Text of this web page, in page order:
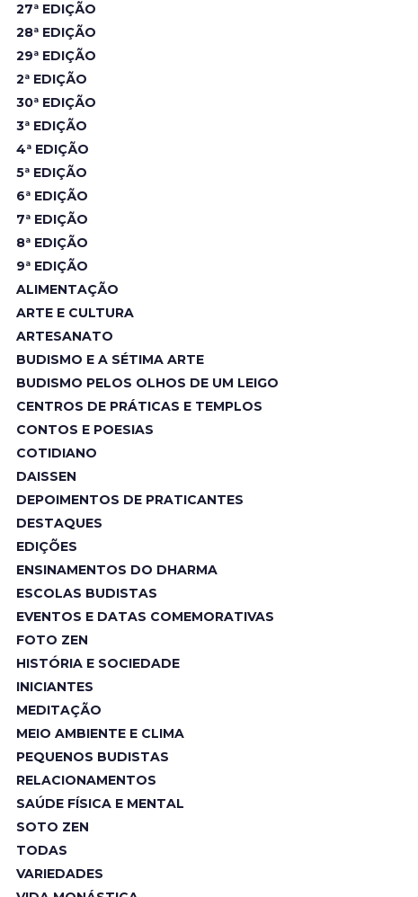
27ª EDIÇÃO
28ª EDIÇÃO
29ª EDIÇÃO
2ª EDIÇÃO
30ª EDIÇÃO
3ª EDIÇÃO
4ª EDIÇÃO
5ª EDIÇÃO
6ª EDIÇÃO
7ª EDIÇÃO
8ª EDIÇÃO
9ª EDIÇÃO
ALIMENTAÇÃO
ARTE E CULTURA
ARTESANATO
BUDISMO E A SÉTIMA ARTE
BUDISMO PELOS OLHOS DE UM LEIGO
CENTROS DE PRÁTICAS E TEMPLOS
CONTOS E POESIAS
COTIDIANO
DAISSEN
DEPOIMENTOS DE PRATICANTES
DESTAQUES
EDIÇÕES
ENSINAMENTOS DO DHARMA
ESCOLAS BUDISTAS
EVENTOS E DATAS COMEMORATIVAS
FOTO ZEN
HISTÓRIA E SOCIEDADE
INICIANTES
MEDITAÇÃO
MEIO AMBIENTE E CLIMA
PEQUENOS BUDISTAS
RELACIONAMENTOS
SAÚDE FÍSICA E MENTAL
SOTO ZEN
TODAS
VARIEDADES